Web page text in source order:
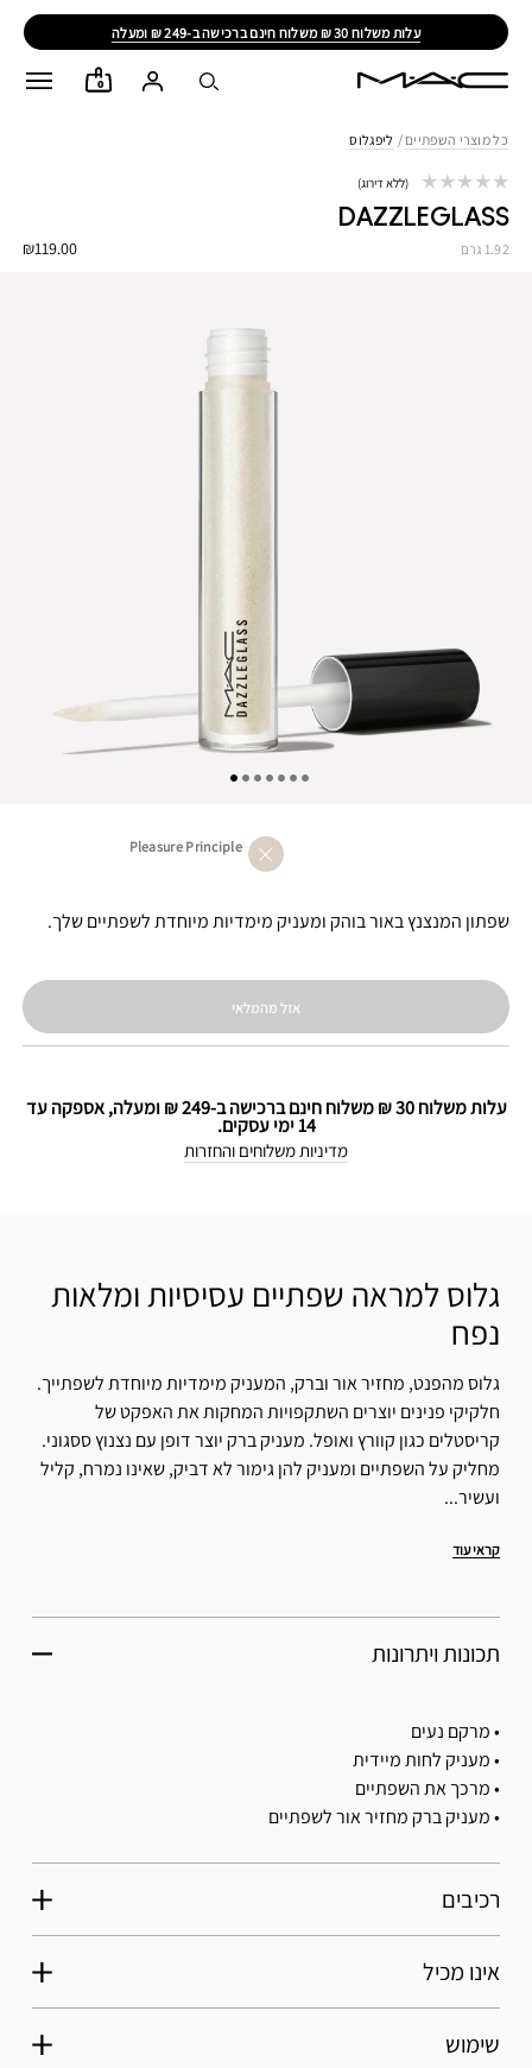
עלות משלוח 30 ₪ משלוח חינם ברכישה ב-249 ₪ ומעלה
0
כל מוצרי השפתיים / ליפגלוס
DAZZLEGLASS
₪119.00 1.92 גרם
ללא דירוג
שפתון המנצנץ באור בוהק ומעניק מימדיות מיוחדת לשפתיים שלך.
Pleasure Principle
אזל מהמלאי
עלות משלוח 30 ₪ משלוח חינם ברכישה ב-249 ₪ ומעלה, אספקה עד
14 ימי עסקים.
מדיניות משלוחים והחזרות
גלוס למראה שפתיים עסיסיות ומלאות
נפח
גלוס מהפנט, מחזיר אור וברק, המעניק מימדיות מיוחדת לשפתייך.
חלקיקי פנינים יוצרים השתקפויות המחקות את האפקט של
קריסטלים כגון קוורץ ואופל. מעניק ברק יוצר דופן עם נצנוץ ססגוני.
מחליק על השפתיים ומעניק להן גימור לא דביק, שאינו נמרח, קליל
ועשיר...
קראי עוד
תכונות ויתרונות
• מרקם נעים
• מעניק לחות מיידית
• מרכך את השפתיים
• מעניק ברק מחזיר אור לשפתיים
רכיבים
אינו מכיל
שימוש